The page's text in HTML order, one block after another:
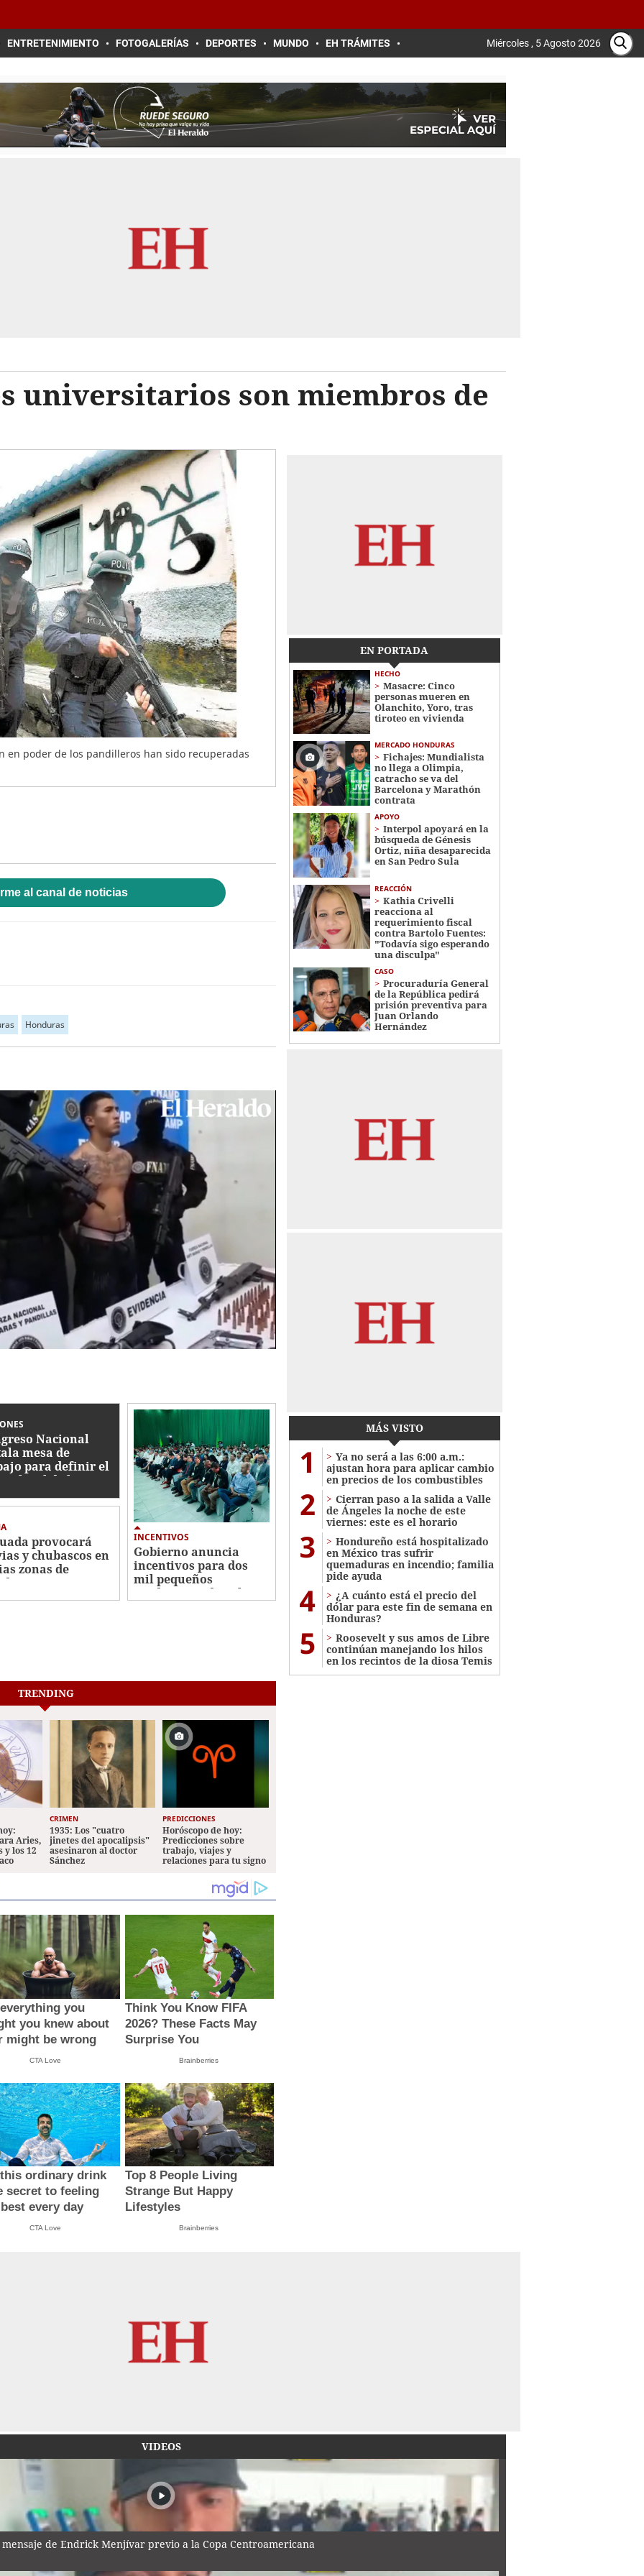
ENTRETENIMIENTO FOTOGALERÍAS DEPORTES MUNDO EH TRÁMITES Miércoles , 5 Agosto 2026
universitarios son miembros de
en poder de los pandilleros han sido recuperadas
al canal de noticias
Honduras
Nacional
mesa de
para definir el
legal de la
provocará
y chubascos en
zonas de
este
INCENTIVOS
Gobierno anuncia
incentivos para dos
mil pequeños
productores de palma
EN PORTADA
HECHO
Masacre: Cinco
personas mueren en
Olanchito, Yoro, tras
tiroteo en vivienda
MERCADO HONDURAS
Fichajes: Mundialista
no llega a Olimpia,
catracho se va del
Barcelona y Marathón
contrata
APOYO
Interpol apoyará en la
búsqueda de Génesis
Ortiz, niña desaparecida
en San Pedro Sula
REACCIÓN
Kathia Crivelli
reacciona al
requerimiento fiscal
contra Bartolo Fuentes:
"Todavía sigo esperando
una disculpa"
CASO
Procuraduría General
de la República pedirá
prisión preventiva para
Juan Orlando
Hernández
MÁS VISTO
1
Ya no será a las 6:00 a.m.:
ajustan hora para aplicar cambio
en precios de los combustibles
2
Cierran paso a la salida a Valle
de Ángeles la noche de este
viernes: este es el horario
3
Hondureño está hospitalizado
en México tras sufrir
quemaduras en incendio; familia
pide ayuda
4
¿A cuánto está el precio del
dólar para este fin de semana en
Honduras?
5
Roosevelt y sus amos de Libre
continúan manejando los hilos
en los recintos de la diosa Temis
TRENDING
Aries,
y los 12
CRIMEN
1935: Los "cuatro
jinetes del apocalipsis"
asesinaron al doctor
Sánchez
PREDICCIONES
Horóscopo de hoy:
Predicciones sobre
trabajo, viajes y
relaciones para tu signo
you
you knew about
might be wrong
CTA Love
Think You Know FIFA
2026? These Facts May
Surprise You
Brainberries
ordinary drink
secret to feeling
every day
CTA Love
Top 8 People Living
Strange But Happy
Lifestyles
Brainberries
VIDEOS
de Endrick Menjívar previo a la Copa Centroamericana